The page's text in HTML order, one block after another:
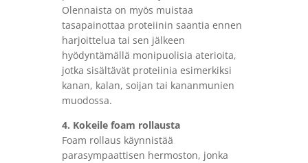
Olennaista on myös muistaa
tasapainottaa proteiinin saantia ennen
harjoittelua tai sen jälkeen
hyödyntämällä monipuolisia aterioita,
jotka sisältävät proteiinia esimerkiksi
kanan, kalan, soijan tai kananmunien
muodossa.
4. Kokeile foam rollausta
Foam rollaus käynnistää
parasympaattisen hermoston, jonka